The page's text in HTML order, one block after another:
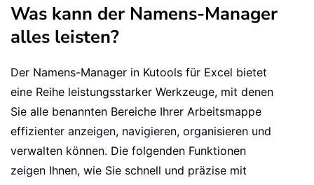
Was kann der Namens-Manager
alles leisten?
Der Namens-Manager in Kutools für Excel bietet
eine Reihe leistungsstarker Werkzeuge, mit denen
Sie alle benannten Bereiche Ihrer Arbeitsmappe
effizienter anzeigen, navigieren, organisieren und
verwalten können. Die folgenden Funktionen
zeigen Ihnen, wie Sie schnell und präzise mit